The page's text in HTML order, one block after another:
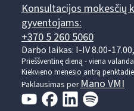
Konsultacijos mokesčių
gyventojams:
+370 5 260 5060
Darbo laikas: I-IV 8.00-
Prieššventinę dieną - viena
Kiekvieno mėnesio antrą
Paklausimas per Mano VMI